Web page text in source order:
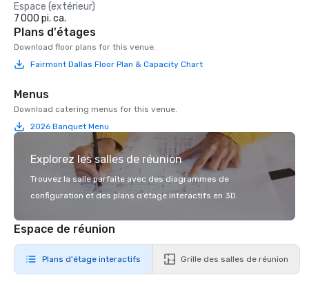
Espace (extérieur)
7 000 pi. ca.
Plans d'étages
Download floor plans for this venue.
Fairmont Dallas Floor Plan & Capacity Chart
Menus
Download catering menus for this venue.
2026 Banquet Menu
Explorez les salles de réunion
Trouvez la salle parfaite avec des diagrammes de
configuration et des plans d’étage interactifs en 3D.
Espace de réunion
Plans d'étage interactifs Grille des salles de réunion